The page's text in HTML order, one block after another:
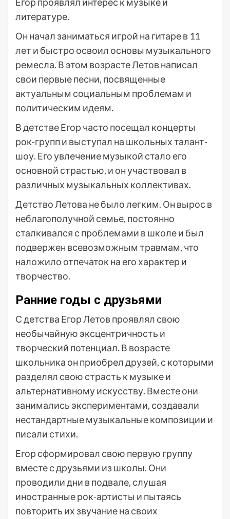
литературе.
Он начал заниматься игрой на гитаре в 11
лет и быстро освоил основы музыкального
ремесла. В этом возрасте Летов написал
свои первые песни, посвященные
актуальным социальным проблемам и
политическим идеям.
В детстве Егор часто посещал концерты
рок-групп и выступал на школьных талант-
шоу. Его увлечение музыкой стало его
основной страстью, и он участвовал в
различных музыкальных коллективах.
Детство Летова не было легким. Он вырос в
неблагополучной семье, постоянно
сталкивался с проблемами в школе и был
подвержен всевозможным травмам, что
наложило отпечаток на его характер и
творчество.
Ранние годы с друзьями
С детства Егор Летов проявлял свою
необычайную эксцентричность и
творческий потенциал. В возрасте
школьника он приобрел друзей, с которыми
разделял свою страсть к музыке и
альтернативному искусству. Вместе они
занимались экспериментами, создавали
нестандартные музыкальные композиции и
писали стихи.
Егор сформировал свою первую группу
вместе с друзьями из школы. Они
проводили дни в подвале, слушая
иностранные рок-артисты и пытаясь
повторить их звучание на своих